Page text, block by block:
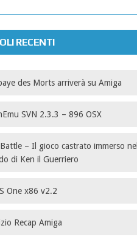
RECENTI
des Morts arriverà su Amiga
SVN 2.3.3 – 896 OSX
– Il gioco castrato immerso nel
di Ken il Guerriero
One x86 v2.2
Recap Amiga